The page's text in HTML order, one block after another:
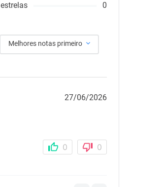
estrelas
0
Melhores notas primeiro
27/06/2026
0 0